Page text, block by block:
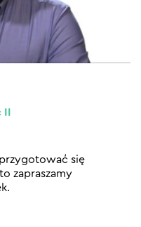
II
się
zapraszamy